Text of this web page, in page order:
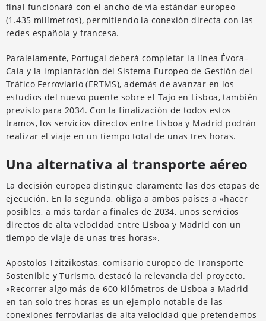
final funcionará con el ancho de vía estándar europeo
(1.435 milímetros), permitiendo la conexión directa con las
redes española y francesa.
Paralelamente, Portugal deberá completar la línea Évora–
Caia y la implantación del Sistema Europeo de Gestión del
Tráfico Ferroviario (ERTMS), además de avanzar en los
estudios del nuevo puente sobre el Tajo en Lisboa, también
previsto para 2034. Con la finalización de todos estos
tramos, los servicios directos entre Lisboa y Madrid podrán
realizar el viaje en un tiempo total de unas tres horas.
Una alternativa al transporte aéreo
La decisión europea distingue claramente las dos etapas de
ejecución. En la segunda, obliga a ambos países a «hacer
posibles, a más tardar a finales de 2034, unos servicios
directos de alta velocidad entre Lisboa y Madrid con un
tiempo de viaje de unas tres horas».
Apostolos Tzitzikostas, comisario europeo de Transporte
Sostenible y Turismo, destacó la relevancia del proyecto.
«Recorrer algo más de 600 kilómetros de Lisboa a Madrid
en tan solo tres horas es un ejemplo notable de las
conexiones ferroviarias de alta velocidad que pretendemos